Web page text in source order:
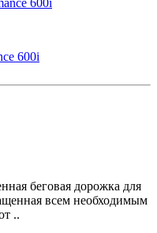
600i
беговая дорожка для
всем необходимым
..